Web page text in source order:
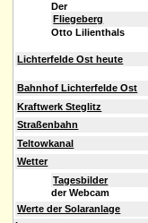
Der
Fliegeberg
Otto Lilienthals
Lichterfelde Ost heute
Bahnhof Lichterfelde Ost
Kraftwerk Steglitz
Straßenbahn
Teltowkanal
Wetter
Tagesbilder
der Webcam
Werte der Solaranlage